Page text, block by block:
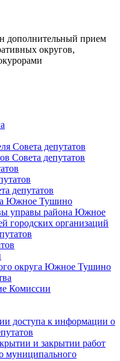
дополнительный прием
округов,
Совета депутатов
Совета депутатов
депутатов
Южное Тушино
управы района Южное
городских организаций
округа Южное Тушино
Комиссии
доступа к информации о
и закрытии работ
муниципального